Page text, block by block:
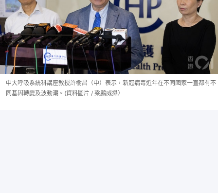
中大呼吸系統科講座教授許樹昌（中）表示，新冠病毒近年在不同國家一直都有不
同基因轉變及波動潮。(資料圖片 / 梁鵬威攝）